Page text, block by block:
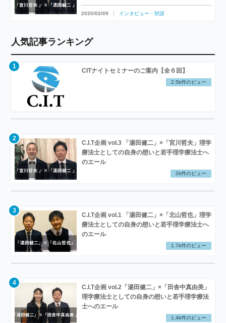
2020/02/09 インタビュー・対談
人気記事ランキング
CITナイトセミナーのご案内【全６回】
2.5k件のビュー
C.I.T企画 vol.3 「湯田健二」×「宮川哲夫」理学
療法士としての自身の想いと若手理学療法士へ
のエール
2k件のビュー
C.I.T企画 vol.1 「湯田健二」×「北山哲也」理学
療法士としての自身の想いと若手理学療法士へ
のエール
1.7k件のビュー
C.I.T企画 vol.2「湯田健二」×「田舎中真由美」
理学療法士としての自身の想いと若手理学療法
士へのエール
1.4k件のビュー